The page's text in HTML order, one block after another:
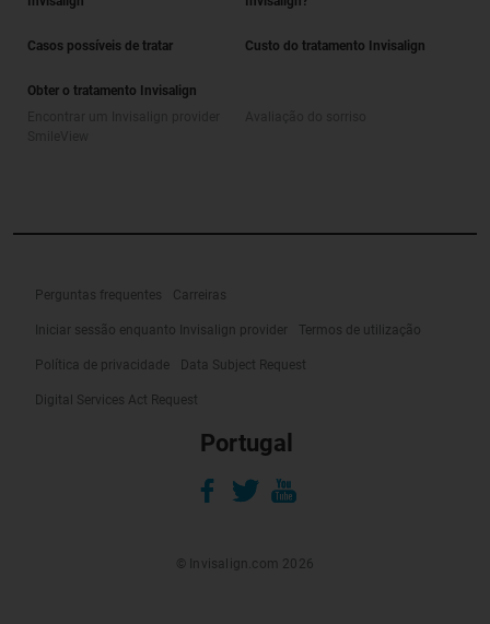
Casos possíveis de tratar Custo do tratamento Invisalign
Obter o tratamento Invisalign
Perguntas frequentes Carreiras
Iniciar sessão enquanto Invisalign provider Termos de utilização
Política de privacidade Data Subject Request
Digital Services Act Request
Portugal
© Invisalign.com 2026